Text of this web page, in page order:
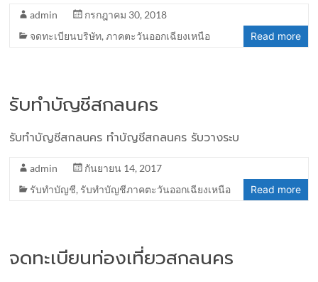
admin
กรกฎาคม 30, 2018
จดทะเบียนบริษัท,ภาคตะวันออกเฉียงเหนือ Read more
รับทำบัญชีสกลนคร
รับทำบัญชีสกลนคร ทำบัญชีสกลนคร รับวางระบ
admin
กันยายน 14, 2017
รับทำบัญชี, รับทำบัญชีภาคตะวันออกเฉียงเหนือ Read more
จดทะเบียนท่องเที่ยวสกลนคร